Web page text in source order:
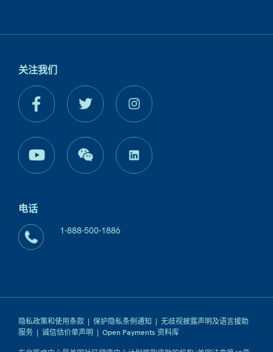
关注我们
电话
1-888-500-1886
隐私政策和使用条款 | 保护隐私条例通知 | 无歧视披露声明及语言援助
服务 | 诚信估价单声明 | Open Payments 资料库